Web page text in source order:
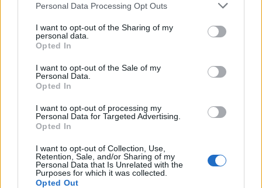
Please note that this website/app uses one or more Google
not limited to your visit or usage behaviour. You may click to
grant or deny consent to Google and its third-party tags to
use your data for below specified purposes in below Google
consent section.
Personal Data Processing Opt Outs
I want to opt-out of the Sharing of my
personal data.
Opted In
I want to opt-out of the Sale of my
Personal Data.
Opted In
I want to opt-out of processing my
Personal Data for Targeted Advertising.
Opted In
I want to opt-out of Collection, Use,
Retention, Sale, and/or Sharing of my
Personal Data that Is Unrelated with the
Purposes for which it was collected.
Opted Out
Več iz kraja Črna na Koroškem
(VIDEO) Jon Lihteneger
Vidmajer prvi v cilju K24 in novi
državni prvak
Sredi noči na 100 kilometrov: v
najdaljša preizkušnja K24 Ultra
Traila